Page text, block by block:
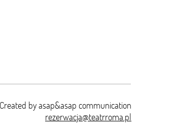
Created byasap&asap communication
rezerwacja@teatrroma.pl